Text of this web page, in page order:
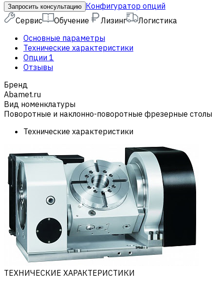
Запросить консультацию Конфигуратор опций
Сервис
Обучение Лизинг
Логистика
Основные параметры
Технические характеристики
Опции 1
Отзывы
Бренд
Abamet.ru
Вид номенклатуры
Поворотные и наклонно-поворотные фрезерные столы
Технические характеристики
ТЕХНИЧЕСКИЕ ХАРАКТЕРИСТИКИ